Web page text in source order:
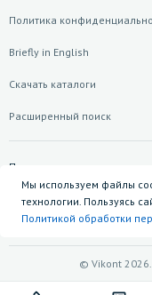
Политика
Briefly in English
Скачать каталоги
Расширенный поиск
© Vikont
Подписаться на рассылку
Мы используем файлы
технологии. Пользуясь
Политикой обработки